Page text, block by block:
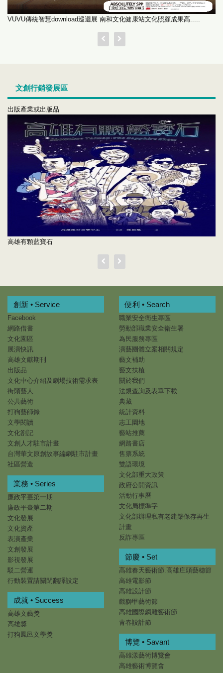
分類好難 陳則瑋個展
文創行銷發展區
出版產業或出版品
美酒微事記：高雄酒吧業的歷史考察
創新 • Service
Facebook
網路借書
文化園區
展演快訊
高雄文獻期刊
出版品
文化中心介紹及劇場技術需求表
街頭藝人
公共藝術
打狗藝師錄
文學閱讀
文化劄記
文創人才駐市計畫
台灣華文原創故事編劇駐市計畫
社區營造
便利 • Search
職業安全衛生專區
勞動部職業安全衛生署
為民服務專區
演藝團體立案相關規定
藝文補助
藝文扶植
關於我們
法規查詢及表單下載
典藏
統計資料
志工園地
藝站推薦
網路書店
售票系統
雙語環境
文化部重大政策
政府公開資訊
活動行事曆
文化局標準字
文化部辦理私有老建築保存再生
計畫
反詐專區
業務 • Series
廉政平臺第一期
廉政平臺第二期
文化發展
文化資產
表演產業
文創發展
影視發展
駁二營運
行動裝置請關閉翻譯設定
節慶 • Set
高雄春天藝術節.高雄庄頭藝穗節
高雄電影節
高雄設計節
戲獅甲藝術節
高雄國際鋼雕藝術節
青春設計節
成就 • Success
高雄文藝獎
高雄獎
打狗鳳邑文學獎
博覽 • Savant
高雄漾藝術博覽會
高雄藝術博覽會